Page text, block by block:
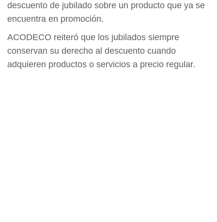
descuento de jubilado sobre un producto que ya se
encuentra en promoción.
ACODECO reiteró que los jubilados siempre
conservan su derecho al descuento cuando
adquieren productos o servicios a precio regular.